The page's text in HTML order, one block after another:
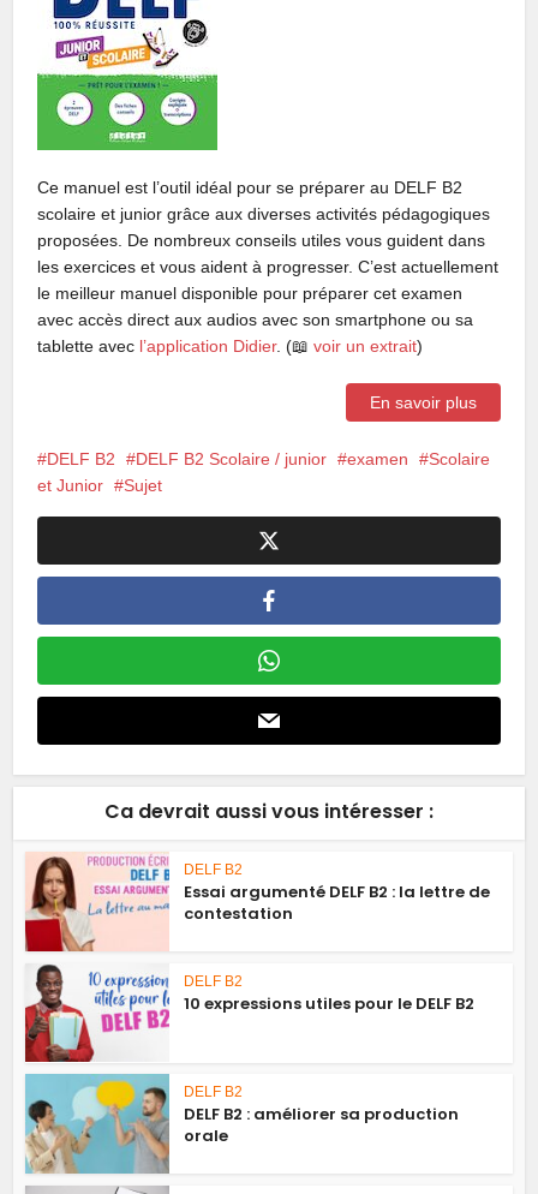
Ce manuel est l’outil idéal pour se préparer au DELF B2
scolaire et junior grâce aux diverses activités pédagogiques
proposées. De nombreux conseils utiles vous guident dans
les exercices et vous aident à progresser. C’est actuellement
le meilleur manuel disponible pour préparer cet examen
avec accès direct aux audios avec son smartphone ou sa
tablette avec l’application Didier. (📖voir un extrait)
En savoir plus
DELF B2 DELF B2 Scolaire / junior examen
Scolaire
et Junior
Sujet
Ca devrait aussi vous intéresser :
DELF B2
Essai argumenté DELF B2 : la lettre de
contestation
DELF B2
10 expressions utiles pour le DELF B2
DELF B2
DELF B2 : améliorer sa production
orale